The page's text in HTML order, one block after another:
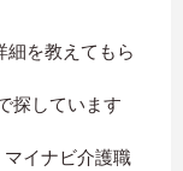
細を教えてもら
探しています
マイナビ介護職